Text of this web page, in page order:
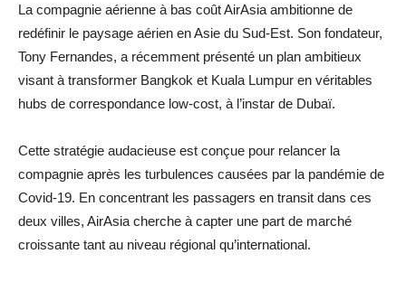
La compagnie aérienne à bas coût AirAsia ambitionne de
redéfinir le paysage aérien en Asie du Sud-Est. Son fondateur,
Tony Fernandes, a récemment présenté un plan ambitieux
visant à transformer Bangkok et Kuala Lumpur en véritables
hubs de correspondance low-cost, à l’instar de Dubaï.
Cette stratégie audacieuse est conçue pour relancer la
compagnie après les turbulences causées par la pandémie de
Covid-19. En concentrant les passagers en transit dans ces
deux villes, AirAsia cherche à capter une part de marché
croissante tant au niveau régional qu’international.